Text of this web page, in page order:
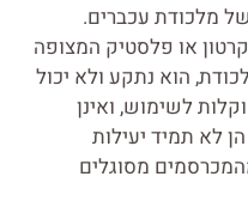
מלכודת עכברים.
או פלסטיק המצופה
הוא נתקע ולא יכול
לשימוש, ואינן
לא תמיד יעילות
מסוגלים